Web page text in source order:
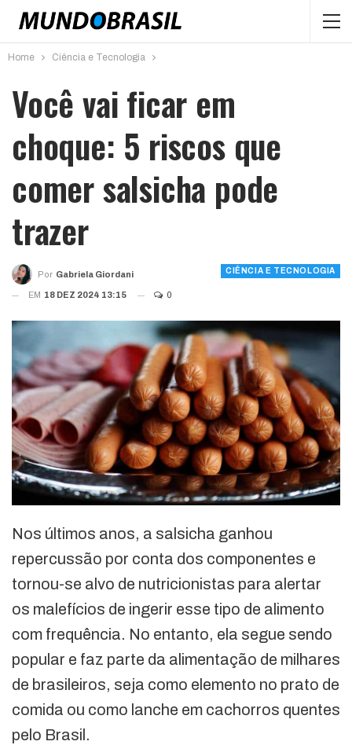
Home Ciência e Tecnologia
Você vai ficar em
choque: 5 riscos que
comer salsicha pode
trazer
CIÊNCIA E TECNOLOGIA
Por Gabriela Giordani
EM 18 DEZ 2024 13:15 0
Nos últimos anos, a salsicha ganhou
repercussão por conta dos componentes e
tornou-se alvo de nutricionistas para alertar
os malefícios de ingerir esse tipo de alimento
com frequência. No entanto, ela segue sendo
popular e faz parte da alimentação de milhares
de brasileiros, seja como elemento no prato de
comida ou como lanche em cachorros quentes
pelo Brasil.